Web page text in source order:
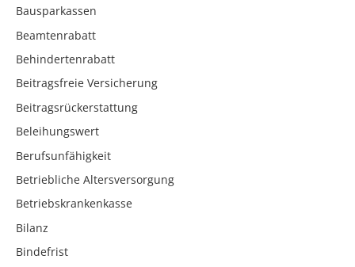
Bausparkassen
Beamtenrabatt
Behindertenrabatt
Beitragsfreie Versicherung
Beitragsrückerstattung
Beleihungswert
Berufsunfähigkeit
Betriebliche Altersversorgung
Betriebskrankenkasse
Bilanz
Bindefrist